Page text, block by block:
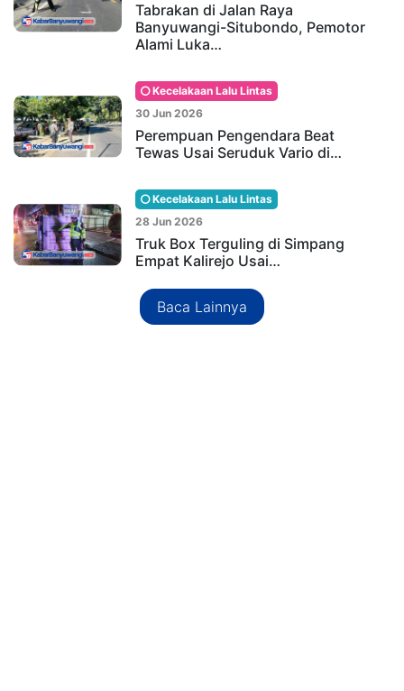
Tabrakan di Jalan Raya
Banyuwangi-Situbondo, Pemotor
Alami Luka…
Kecelakaan Lalu Lintas
30 Jun 2026
Perempuan Pengendara Beat
Tewas Usai Seruduk Vario di…
Kecelakaan Lalu Lintas
28 Jun 2026
Truk Box Terguling di Simpang
Empat Kalirejo Usai…
Baca Lainnya